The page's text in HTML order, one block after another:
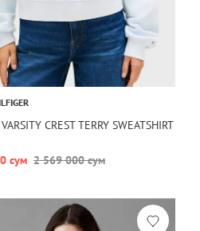
CREST TERRY SWEATSHIRT
сум 2 569 000 сум